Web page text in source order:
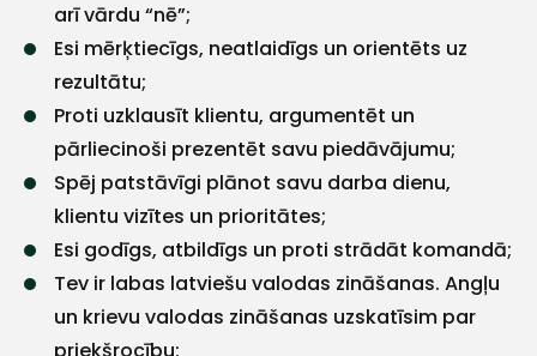
arī vārdu “nē”;
Esi mērķtiecīgs, neatlaidīgs un orientēts uz
rezultātu;
Proti uzklausīt klientu, argumentēt un
pārliecinoši prezentēt savu piedāvājumu;
Spēj patstāvīgi plānot savu darba dienu,
klientu vizītes un prioritātes;
Esi godīgs, atbildīgs un proti strādāt komandā;
Tev ir labas latviešu valodas zināšanas. Angļu
un krievu valodas zināšanas uzskatīsim par